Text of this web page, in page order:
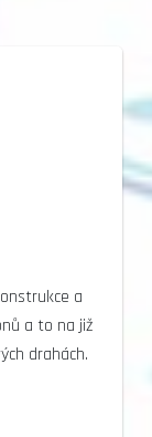
a
a to na již
drahách.